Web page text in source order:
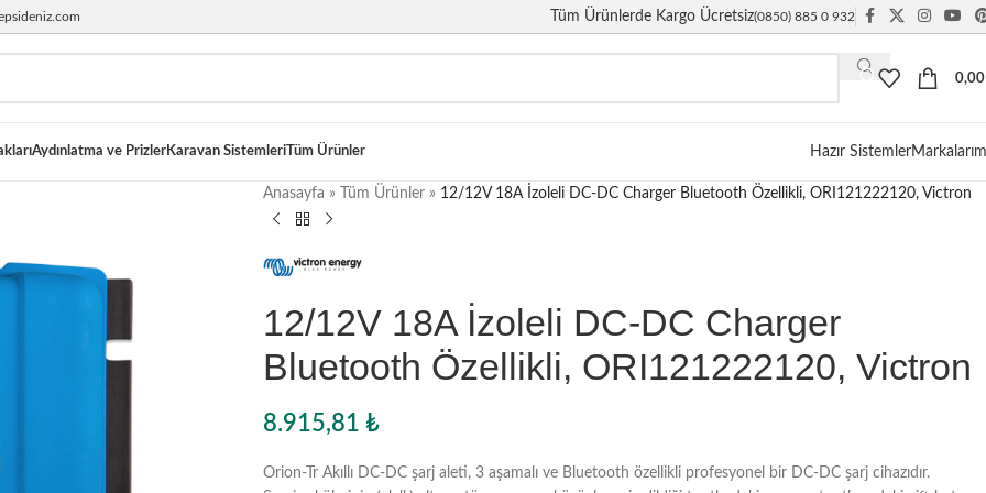
Tüm Ürünlerde Kargo Ücretsiz(0850) 885 0 932
Aydınlatma ve PrizlerKaravan SistemleriTüm Ürünler Hazır Sistemler
Anasayfa » Tüm Ürünler » 12/12V 18A İzoleli DC-DC Charger Bluetooth Özellikli, ORI121222120, Victron
12/12V 18A İzoleli DC-DC Charger
Bluetooth Özellikli, ORI121222120, Victron
8.915,81 ₺
Orion-Tr Akıllı DC-DC şarj aleti, 3 aşamalı ve Bluetooth özellikli profesyonel bir DC-DC şarj cihazıdır.